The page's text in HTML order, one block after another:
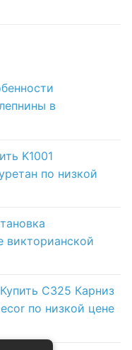
в
K1001
по низкой
викторианской
Купить C325 Карниз
по низкой цене